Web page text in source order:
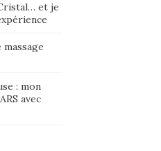
et je
: mon
avec